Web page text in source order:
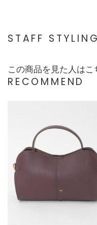
STAFF STYLING
この商品を見た人は
RECOMMEND